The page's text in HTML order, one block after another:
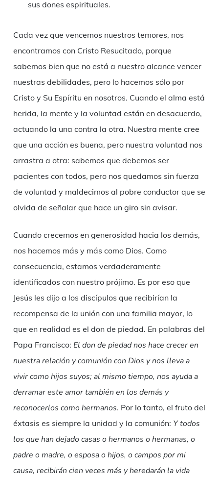
sus dones espirituales.
Cada vez que vencemos nuestros temores, nos
encontramos con Cristo Resucitado, porque
sabemos bien que no está a nuestro alcance vencer
nuestras debilidades, pero lo hacemos sólo por
Cristo y Su Espíritu en nosotros. Cuando el alma está
herida, la mente y la voluntad están en desacuerdo,
actuando la una contra la otra. Nuestra mente cree
que una acción es buena, pero nuestra voluntad nos
arrastra a otra: sabemos que debemos ser
pacientes con todos, pero nos quedamos sin fuerza
de voluntad y maldecimos al pobre conductor que se
olvida de señalar que hace un giro sin avisar.
Cuando crecemos en generosidad hacia los demás,
nos hacemos más y más como Dios. Como
consecuencia, estamos verdaderamente
identificados con nuestro prójimo. Es por eso que
Jesús les dijo a los discípulos que recibirían la
recompensa de la unión con una familia mayor, lo
que en realidad es el don de piedad. En palabras del
Papa Francisco: El don de piedad nos hace crecer en
nuestra relación y comunión con Dios y nos lleva a
vivir como hijos suyos; al mismo tiempo, nos ayuda a
derramar este amor también en los demás y
reconocerlos como hermanos. Por lo tanto, el fruto del
éxtasis es siempre la unidad y la comunión: Y todos
los que han dejado casas o hermanos o hermanas, o
padre o madre, o esposa o hijos, o campos por mi
causa, recibirán cien veces más y heredarán la vida